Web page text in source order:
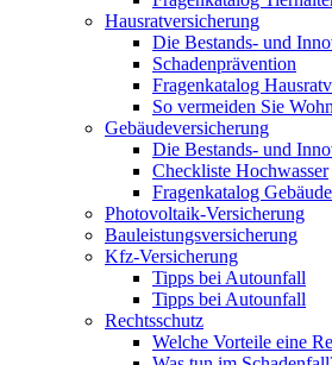
Hausratversicherung
Die Bestands- und
Schadenprävention
Fragenkatalog
So vermeiden Sie
Gebäudeversicherung
Die Bestands- und
Checkliste Hochwasser
Fragenkatalog
Photovoltaik-Versicherung
Bauleistungsversicherung
Kfz-Versicherung
Tipps bei Autounfall
Tipps bei Autounfall
Rechtsschutz
Welche Vorteile eine